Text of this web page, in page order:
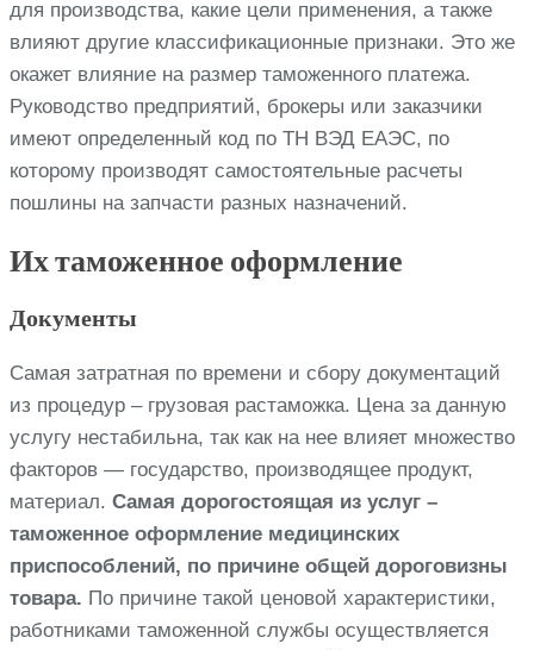
для производства, какие цели применения, а также
влияют другие классификационные признаки. Это же
окажет влияние на размер таможенного платежа.
Руководство предприятий, брокеры или заказчики
имеют определенный код по ТН ВЭД ЕАЭС, по
которому производят самостоятельные расчеты
пошлины на запчасти разных назначений.
Их таможенное оформление
Документы
Самая затратная по времени и сбору документаций
из процедур – грузовая растаможка. Цена за данную
услугу нестабильна, так как на нее влияет множество
факторов — государство, производящее продукт,
материал. Самая дорогостоящая из услуг –
таможенное оформление медицинских
приспособлений, по причине общей дороговизны
товара. По причине такой ценовой характеристики,
работниками таможенной службы осуществляется